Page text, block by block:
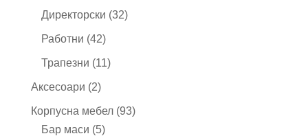
продукта
Директорски 3232
Работни 4242
продукта
Трапезни 1111
Аксесоари 22
продукта
Корпусна мебел 9393
Бар маси 55